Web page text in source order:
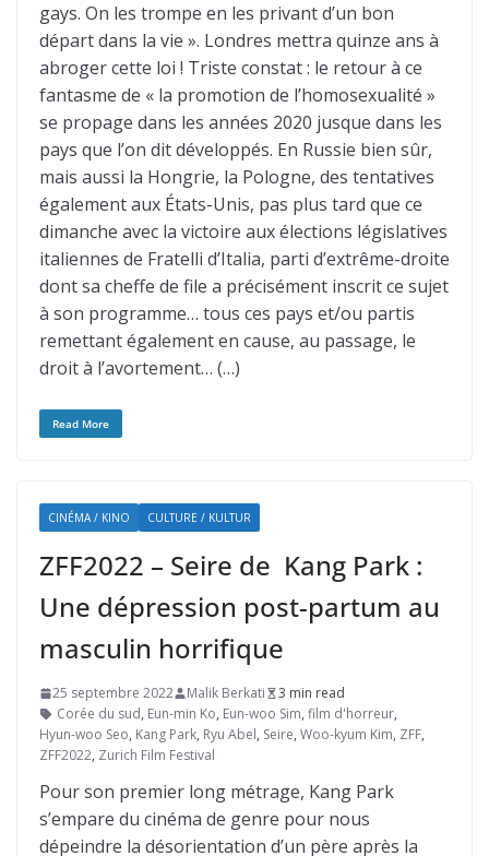
gays. On les trompe en les privant d’un bon
départ dans la vie ». Londres mettra quinze ans à
abroger cette loi ! Triste constat : le retour à ce
fantasme de « la promotion de l’homosexualité »
se propage dans les années 2020 jusque dans les
pays que l’on dit développés. En Russie bien sûr,
mais aussi la Hongrie, la Pologne, des tentatives
également aux États-Unis, pas plus tard que ce
dimanche avec la victoire aux élections législatives
italiennes de Fratelli d’Italia, parti d’extrême-droite
dont sa cheffe de file a précisément inscrit ce sujet
à son programme… tous ces pays et/ou partis
remettant également en cause, au passage, le
droit à l’avortement… (…)
Read More
CINÉMA / KINO CULTURE / KULTUR
ZFF2022 – Seire de Kang Park :
Une dépression post-partum au
masculin horrifique
25 septembre 2022 Malik Berkati
3 min read
Corée du sud, Eun-min Ko, Eun-woo Sim, film d'horreur,
Hyun-woo Seo, Kang Park, Ryu Abel, Seire, Woo-kyum Kim, ZFF,
ZFF2022, Zurich Film Festival
Pour son premier long métrage, Kang Park
s’empare du cinéma de genre pour nous
dépeindre la désorientation d’un père après la